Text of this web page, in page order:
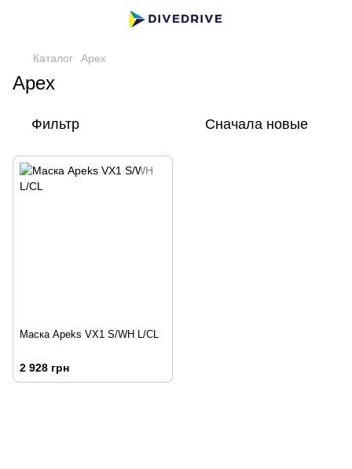
Каталог Apex
Apex
Фильтр Сначала новые
Маска Apeks VX1 S/WH L/CL
2 928 грн